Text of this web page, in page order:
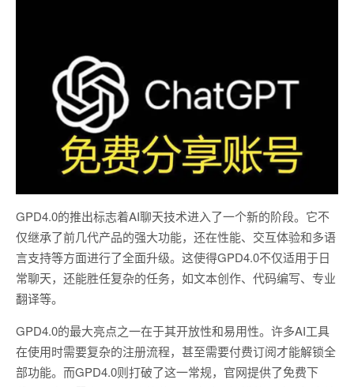
GPD4.0的推出标志着AI聊天技术进入了一个新的阶段。它不
仅继承了前几代产品的强大功能，还在性能、交互体验和多语
言支持等方面进行了全面升级。这使得GPD4.0不仅适用于日
常聊天，还能胜任复杂的任务，如文本创作、代码编写、专业
翻译等。
GPD4.0的最大亮点之一在于其开放性和易用性。许多AI工具
在使用时需要复杂的注册流程，甚至需要付费订阅才能解锁全
部功能。而GPD4.0则打破了这一常规，官网提供了免费下